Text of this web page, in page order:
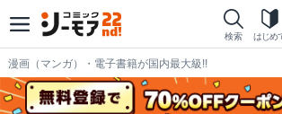
検索 はじめ
漫画（マンガ）・電子書籍が国内最大級!!